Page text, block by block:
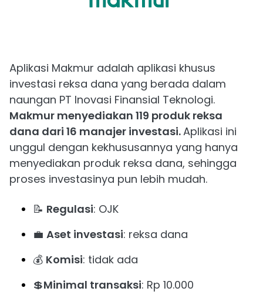
Aplikasi Makmur adalah aplikasi khusus
investasi reksa dana yang berada dalam
naungan PT Inovasi Finansial Teknologi.
Makmur menyediakan 119 produk reksa
dana dari 16 manajer investasi.Aplikasi ini
unggul dengan kekhususannya yang hanya
menyediakan produk reksa dana, sehingga
proses investasinya pun lebih mudah.
📝 Regulasi: OJK
💼 Aset investasi: reksa dana
💰 Komisi: tidak ada
💲Minimal transaksi: Rp 10.000